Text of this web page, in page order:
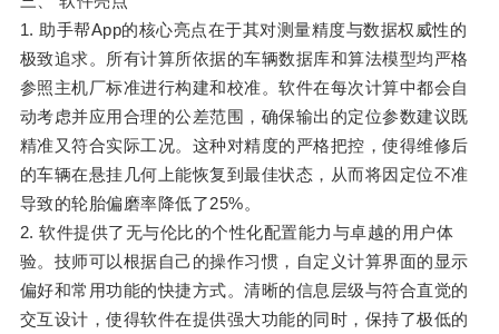
1. 助手帮App的核心亮点在于其对测量精度与数据权威性的
极致追求。所有计算所依据的车辆数据库和算法模型均严格
参照主机厂标准进行构建和校准。软件在每次计算中都会自
动考虑并应用合理的公差范围，确保输出的定位参数建议既
精准又符合实际工况。这种对精度的严格把控，使得维修后
的车辆在悬挂几何上能恢复到最佳状态，从而将因定位不准
导致的轮胎偏磨率降低了25%。
2. 软件提供了无与伦比的个性化配置能力与卓越的用户体
验。技师可以根据自己的操作习惯，自定义计算界面的显示
偏好和常用功能的快捷方式。清晰的信息层级与符合直觉的
交互设计，使得软件在提供强大功能的同时，保持了极低的